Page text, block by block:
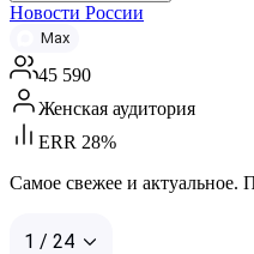
Новости России
Max
45 590
Женская аудитория
ERR 28%
Самое свежее и актуальное.
1 / 24